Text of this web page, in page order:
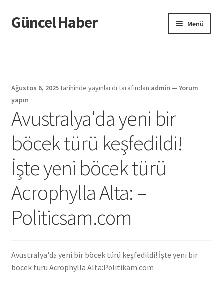
Dolaşıma
geç
İçeriğe
geç
Güncel Haber Menü
Ağustos 6, 2025tarihinde yayınlandı tarafından admin —Yorum
yapın
Avustralya'da yeni bir
böcek türü keşfedildi!
İşte yeni böcek türü
Acrophylla Alta: –
Politicsam.com
Avustralya'da yeni bir böcek türü keşfedildi! İşte yeni bir
böcek türü Acrophylla Alta:Politikam.com